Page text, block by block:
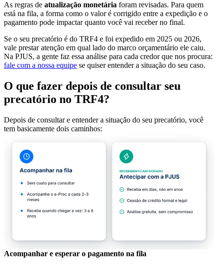
As regras de atualização monetária foram revisadas. Para quem
está na fila, a forma como o valor é corrigido entre a expedição e o
pagamento pode impactar quanto você vai receber no final.
Se o seu precatório é do TRF4 e foi expedido em 2025 ou 2026,
vale prestar atenção em qual lado do marco orçamentário ele caiu.
Na PJUS, a gente faz essa análise para cada credor que nos procura:
fale com a nossa equipe se quiser entender a situação do seu caso.
O que fazer depois de consultar seu
precatório no TRF4?
Depois de consultar e entender a situação do seu precatório, você
tem basicamente dois caminhos:
Acompanhar e esperar o pagamento na fila